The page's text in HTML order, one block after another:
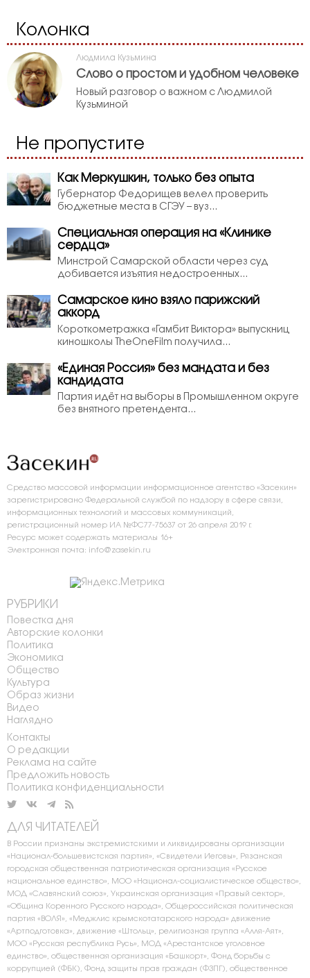
Колонка
Людмила Кузьмина
Слово о простом и удобном человеке
Новый разговор о важном с Людмилой
Кузьминой
Не пропустите
Как Меркушкин, только без опыта
Губернатор Федорищев велел проверить
бюджетные места в СГЭУ – вуз...
Специальная операция на «Клинике
сердца»
Минстрой Самарской области через суд
добивается изъятия недостроенных...
Самарское кино взяло парижский
аккорд
Короткометражка «Гамбит Виктора» выпускниц
киношколы TheOneFilm получила...
«Единая Россия» без мандата и без
кандидата
Партия идёт на выборы в Промышленном округе
без внятного претендента...
Средство массовой информации информационное агентство «Засекин»
зарегистрировано Федеральной службой по надзору в сфере связи,
информационных технологий и массовых коммуникаций,
регистрационный номер ИА №ФС77-75637 от 26 апреля 2019 г.
Ресурс может содержать материалы 16+
Электронная почта: info@zasekin.ru
РУБРИКИ
Повестка дня
Авторские колонки
Политика
Экономика
Общество
Культура
Образ жизни
Видео
Наглядно
Контакты
О редакции
Реклама на сайте
Предложить новость
Политика конфиденциальности
ДЛЯ ЧИТАТЕЛЕЙ
В России признаны экстремистскими и ликвидированы организации
«Национал-большевистская партия», «Свидетели Иеговы», Рязанская
городская общественная патриотическая организация «Русское
национальное единство», МОО «Национал-социалистическое общество»,
МОД «Славянский союз», Украинская организация «Правый сектор»,
«Община Коренного Русского народа», Общероссийская политическая
партия «ВОЛЯ», «Меджлис крымскотатарского народа» движение
«Артподготовка», движение «Штольц», религиозная группа «Алля-Аят»,
МОО «Русская республика Русь», МОД «Арестантское уголовное
единство», общественная организация «Башкорт», Фонд борьбы с
коррупцией (ФБК), Фонд защиты прав граждан (ФЗПГ), общественное